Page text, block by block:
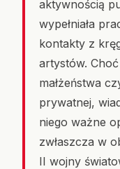
aktywnością
wypełniała
kontakty z
artystów.
małżeństwa
prywatnej,
niego ważne
zwłaszcza w
II wojny